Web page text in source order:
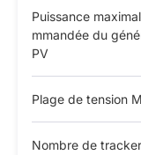
Puissance
mmandée du
PV
Plage de tension
Nombre de